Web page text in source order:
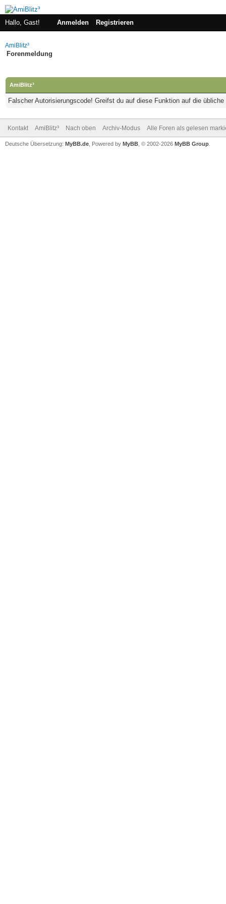
Hallo, Gast! Anmelden Registrieren
AmiBlitz³
Forenmeldung
AmiBlitz³
Falscher Autorisierungscode! Greifst du auf diese Funktion auf die
Kontakt AmiBlitz³ Nach oben Archiv-Modus Alle Foren als gelesen
Deutsche Übersetzung: MyBB.de , Powered by MyBB , © 2002-2026 MyBB Group